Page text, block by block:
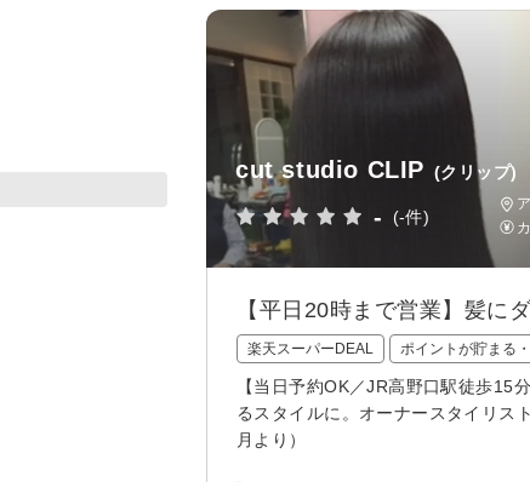
cut studio CLIP (クリップ)
- (-件)
【平日20時まで営業】髪に
楽天スーパーDEAL ポイントが貯まる
【当日予約OK／JR高野口駅徒歩15
るスタイルに。オーナースタイリス
月より）